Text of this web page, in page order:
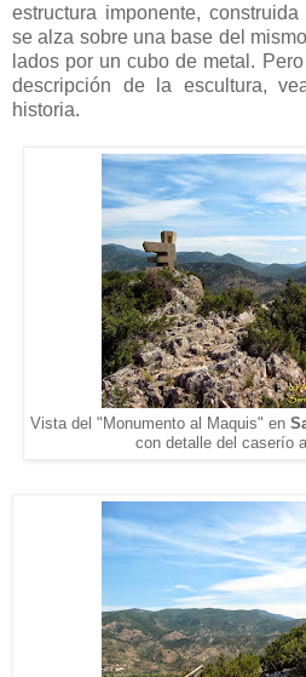
estructura imponente,
se alza sobre una base del
lados por un cubo de metal.
descripción de la escultura,
historia.
Vista del "Monumento al Maquis" en
con detalle del caserío